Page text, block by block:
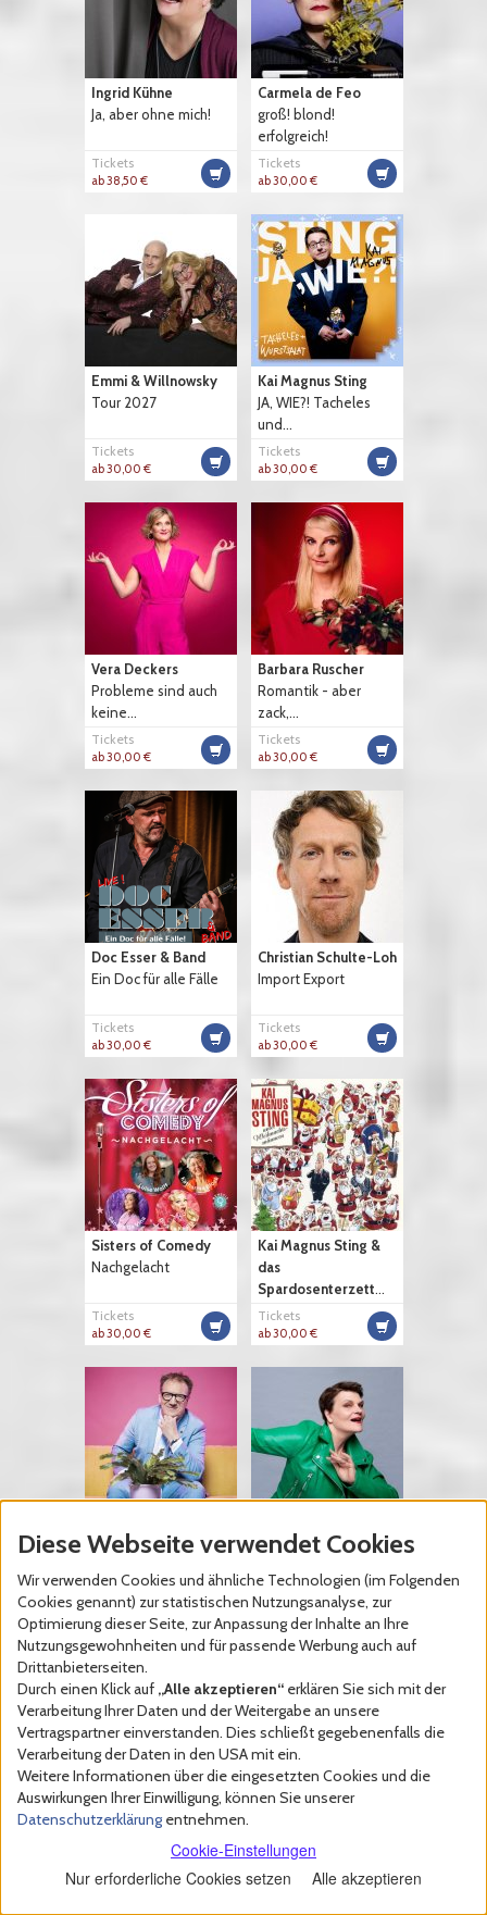
Ingrid Kühne
Ja, aber ohne mich!
Tickets
ab 38,50 €
Carmela de Feo
groß! blond!
erfolgreich!
Tickets
ab 30,00 €
Emmi & Willnowsky
Tour 2027
Tickets
ab 30,00 €
Kai Magnus Sting
JA, WIE?! Tacheles
und...
Tickets
ab 30,00 €
Vera Deckers
Probleme sind auch
keine...
Tickets
ab 30,00 €
Barbara Ruscher
Romantik - aber
zack,...
Tickets
ab 30,00 €
Doc Esser & Band
Ein Doc für alle Fälle
Tickets
ab 30,00 €
Christian Schulte-Loh
Import Export
Tickets
ab 30,00 €
Sisters of Comedy
Nachgelacht
Tickets
ab 30,00 €
Kai Magnus Sting &
das
Spardosenterzett...
Tickets
ab 30,00 €
Jens Heinrich
Claassen
Keine Ursache
Tickets
ab 30,00 €
Gayle Tufts
Please Dont Stop
the Music
Tickets
ab 30,00 €
Ole Lehmann
WAR DAS SCHON
IMMER SO LAUT...
RADIKAL WITZIG!
Diese Webseite verwendet Cookies
Wir verwenden Cookies und ähnliche Technologien (im Folgenden
Cookies genannt) zur statistischen Nutzungsanalyse, zur
Optimierung dieser Seite, zur Anpassung der Inhalte an Ihre
Nutzungsgewohnheiten und für passende Werbung auch auf
Drittanbieterseiten.
Durch einen Klick auf „Alle akzeptieren“ erklären Sie sich mit der
Verarbeitung Ihrer Daten und der Weitergabe an unsere
Vertragspartner einverstanden. Dies schließt gegebenenfalls die
Verarbeitung der Daten in den USA mit ein.
Weitere Informationen über die eingesetzten Cookies und die
Auswirkungen Ihrer Einwilligung, können Sie unserer
Datenschutzerklärung entnehmen.
Cookie-Einstellungen
Nur erforderliche Cookies setzen
Alle akzeptieren